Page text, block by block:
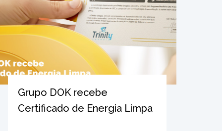
Grupo DOK recebe
Certificado de Energia Limpa